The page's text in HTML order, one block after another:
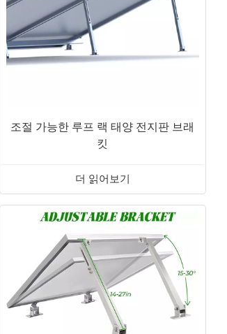
조절 가능한 루프 랙 태양 전지판 브래
킷
더 읽어보기